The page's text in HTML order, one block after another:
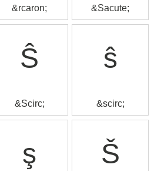
&rcaron; &Sacute;
Ŝ
&Scirc;
ŝ
&scirc;
ş Š